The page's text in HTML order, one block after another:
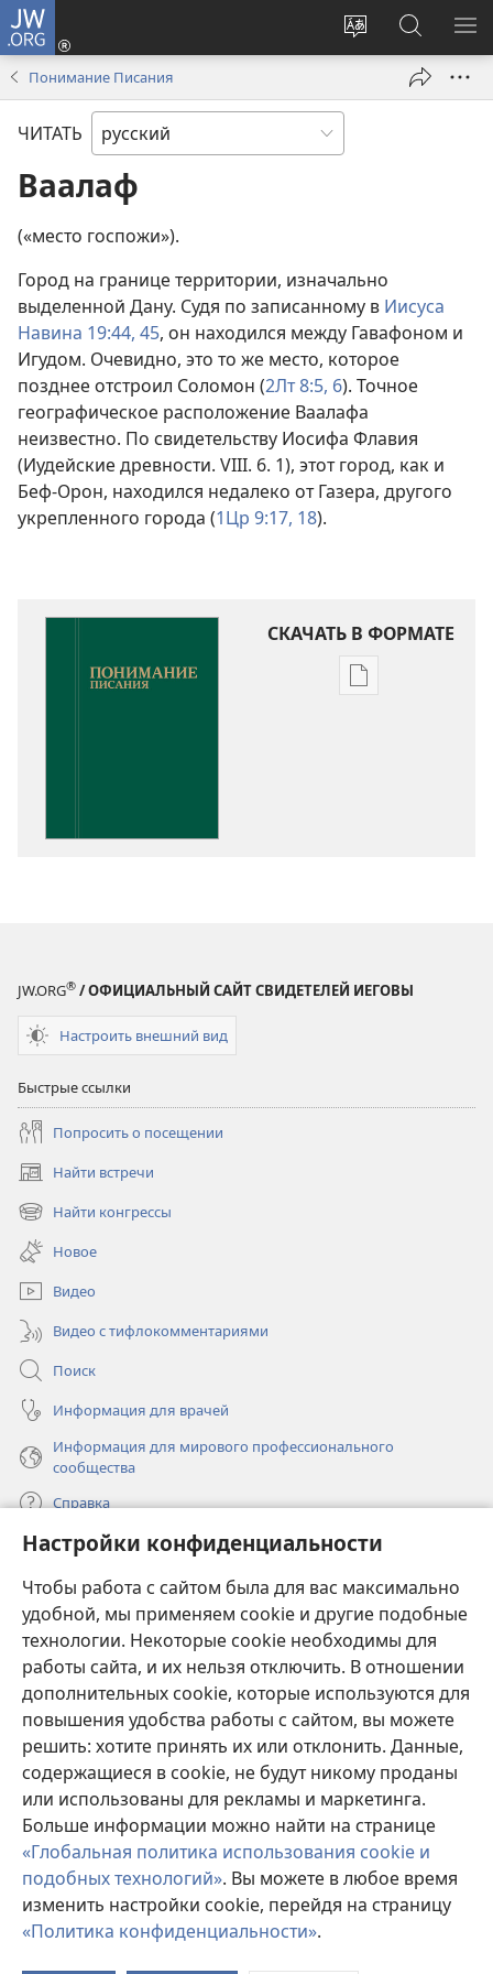
Настройки конфиденциальности
Чтобы работа с сайтом была для вас максимально
удобной, мы применяем cookie и другие подобные
технологии. Некоторые cookie необходимы для
работы сайта, и их нельзя отключить. В отношении
дополнительных cookie, которые используются для
повышения удобства работы с сайтом, вы можете
решить: хотите принять их или отклонить. Данные,
содержащиеся в cookie, не будут никому проданы
или использованы для рекламы и маркетинга.
Больше информации можно найти на странице
«Глобальная политика использования cookie и
подобных технологий». Вы можете в любое время
изменить настройки cookie, перейдя на страницу
«Политика конфиденциальности».
JW.ORG
Изменить
Войти
(открывается
окне)
Поиск
по
jw.org
Понимание Писания
ЧИТАТЬ
Ваалаф
(«место госпожи»).
Город на границе территории, изначально
выделенной Дану. Судя по записанному в Иисуса
Навина 19:44, 45, он находился между Гавафоном и
Игудом. Очевидно, это то же место, которое
позднее отстроил Соломон (2Лт 8:5, 6). Точное
географическое расположение Ваалафа
неизвестно. По свидетельству Иосифа Флавия
(Иудейские древности. VIII. 6. 1), этот город, как и
Беф-Орон, находился недалеко от Газера, другого
укрепленного города (1Цр 9:17, 18).
СКАЧАТЬ В ФОРМАТЕ
Варианты
JW.ORG® / ОФИЦИАЛЬНЫЙ САЙТ СВИДЕТЕЛЕЙ ИЕГОВЫ
Настроить внешний вид
Быстрые ссылки
Попросить о посещении
Найти встречи
(открывается
в
новом
окне)
Найти конгрессы
(открывается
новом
окне)
Новое
Видео
Видео с тифлокомментариями
Поиск
Информация для врачей
Информация для мирового профессионального
сообщества
Справка
Пожертвования
в
новом
окне)
ОНЛАЙН-БИБЛИОТЕКА Сторожевой башни
(открывается
новом
окне)
JW Hub®
(открывается
в
новом
окне)
JW Library ®
Watchtower Library
Copyright© 2026 Watch Tower Bible and Tract Society of Pennsylvania.
УСЛОВИЯ ИСПОЛЬЗОВАНИЯ|ПОЛИТИКА
КОНФИДЕНЦИАЛЬНОСТИ
КОНФИДЕНЦИАЛЬНОСТИ